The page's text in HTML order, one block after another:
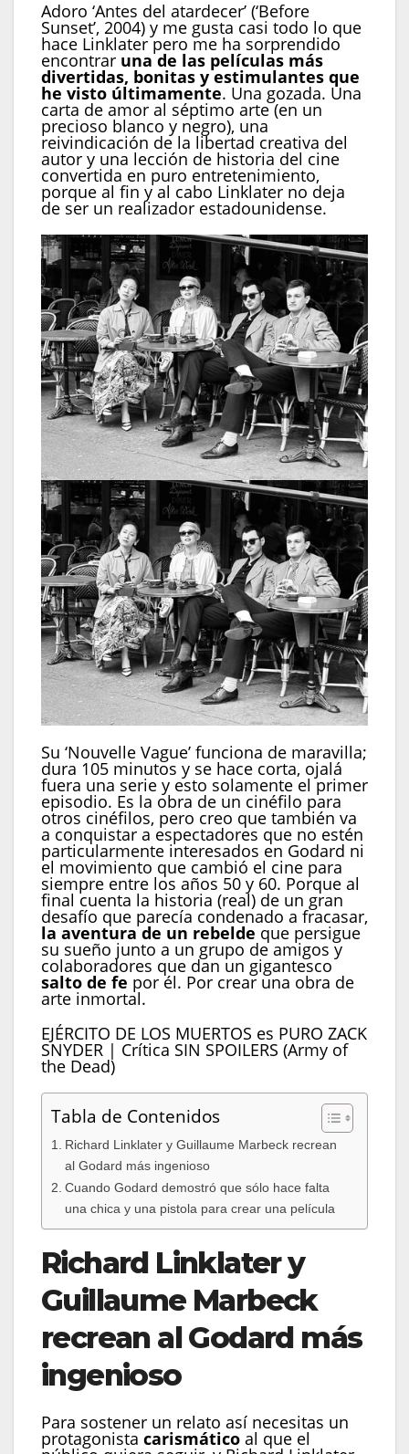
Adoro ‘Antes del atardecer’ (‘Before
Sunset’, 2004) y me gusta casi todo lo que
hace Linklater pero me ha sorprendido
encontrar una de las películas más
divertidas, bonitas y estimulantes que
he visto últimamente. Una gozada. Una
carta de amor al séptimo arte (en un
precioso blanco y negro), una
reivindicación de la libertad creativa del
autor y una lección de historia del cine
convertida en puro entretenimiento,
porque al fin y al cabo Linklater no deja
de ser un realizador estadounidense.
Su ‘Nouvelle Vague’ funciona de maravilla;
dura 105 minutos y se hace corta, ojalá
fuera una serie y esto solamente el primer
episodio. Es la obra de un cinéfilo para
otros cinéfilos, pero creo que también va
a conquistar a espectadores que no estén
particularmente interesados en Godard ni
el movimiento que cambió el cine para
siempre entre los años 50 y 60. Porque al
final cuenta la historia (real) de un gran
desafío que parecía condenado a fracasar,
la aventura de un rebelde que persigue
su sueño junto a un grupo de amigos y
colaboradores que dan un gigantesco
salto de fe por él. Por crear una obra de
arte inmortal.
EJÉRCITO DE LOS MUERTOS es PURO ZACK
SNYDER | Crítica SIN SPOILERS (Army of
the Dead)
Tabla de Contenidos
Richard Linklater y Guillaume Marbeck recrean
al Godard más ingenioso
Cuando Godard demostró que sólo hace falta
una chica y una pistola para crear una película
Richard Linklater y
Guillaume Marbeck
recrean al Godard más
ingenioso
Para sostener un relato así necesitas un
protagonista carismático al que el